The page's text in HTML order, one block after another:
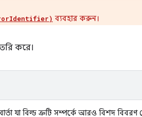
​​ব্যবহার করুন।
করে।
যা বিল্ড ত্রুটি সম্পর্কে আরও বিশদ বিবরণ